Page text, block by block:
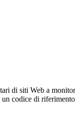
di siti Web a
codice di